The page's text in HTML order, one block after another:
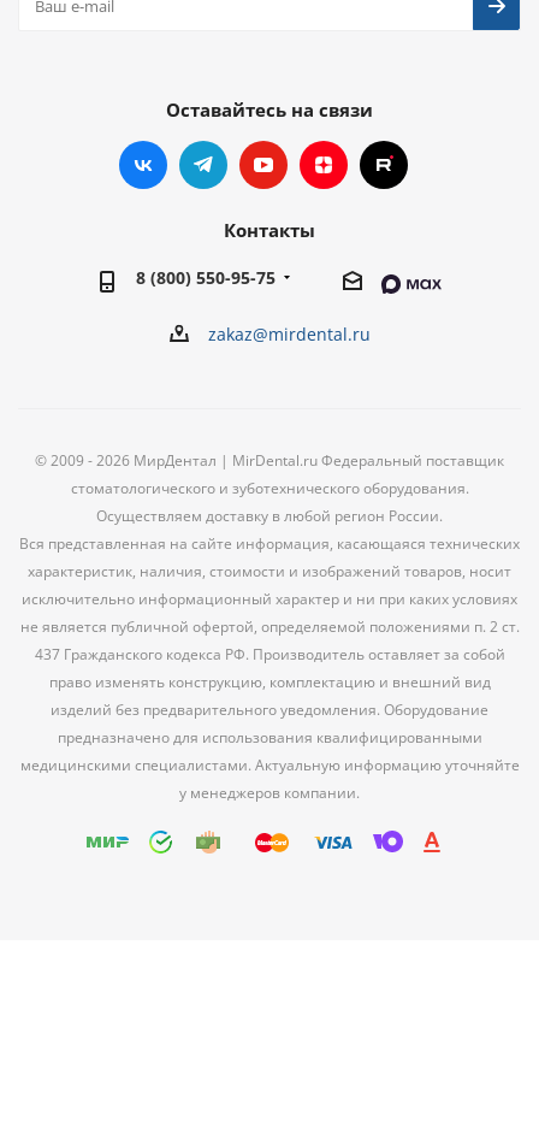
Оставайтесь на связи
Контакты
8 (800) 550-95-75
zakaz@mirdental.ru
© 2009 - 2026 МирДентал | MirDental.ru Федеральный поставщик
стоматологического и зуботехнического оборудования.
Осуществляем доставку в любой регион России.
Вся представленная на сайте информация, касающаяся технических
характеристик, наличия, стоимости и изображений товаров, носит
исключительно информационный характер и ни при каких условиях
не является публичной офертой, определяемой положениями п. 2 ст.
437 Гражданского кодекса РФ. Производитель оставляет за собой
право изменять конструкцию, комплектацию и внешний вид
изделий без предварительного уведомления. Оборудование
предназначено для использования квалифицированными
медицинскими специалистами. Актуальную информацию уточняйте
у менеджеров компании.